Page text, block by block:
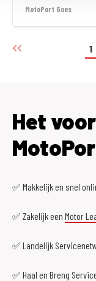
MotoPort Goes
1
Het
✅ Makkelijk en snel
✅ Zakelijk een Motor
✅ Landelijk
✅ Haal en Breng